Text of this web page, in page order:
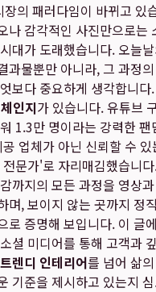
의 패러다임이 바뀌고 있
나 감각적인 사진만으로는
대가 도래했습니다. 오늘
과물뿐만 아니라, 그 과정
보다 중요하게 생각합니다
인지가 있습니다. 유튜브
1.3만 명이라는 강력한 팬
업체가 아닌 신뢰할 수
문가'로 자리매김했습니
까지의 모든 과정을 영상
며, 보이지 않는 곳까지 정
로 증명해 보입니다. 이 글
셜 미디어를 통해 고객과
트렌디 인테리어를 넘어 삶
기준을 제시하고 있는지